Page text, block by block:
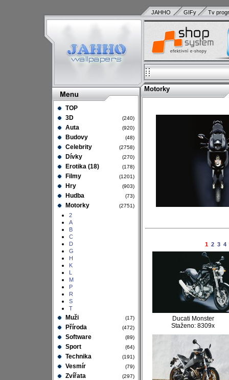
TOP
3D
(240)
Auta (920)
Budovy (48)
Celebrity (2758)
Dívky (270)
Erotika (18) (178)
Filmy (1201)
Hry (903)
Hudba (73)
Motorky (2751)
2
A
B
C
D
G
H
K
L
M
P
R
S
T
Muži (17)
Příroda (472)
Software (89)
Sport (64)
Technika (191)
Vesmír (79)
Zvířata (297)
JAHHO GIFy Tv
Motorky
1 2 3 4
Ducati Monster
Staženo: 8309x